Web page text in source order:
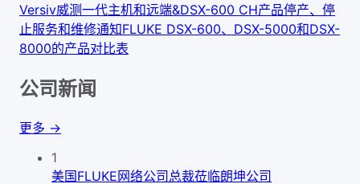
Versiv威测一代主机和远端&DSX-600 CH产品停产、停
止服务和维修通知FLUKE DSX-600、DSX-5000和DSX-
8000的产品对比表
公司新闻
更多 →
1
美国FLUKE网络公司总裁莅临朗坤公司